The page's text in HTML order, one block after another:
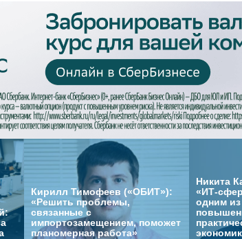
Кирилл Тимофеев («ОБИТ»):
«Решить проблемы,
связанные с
импортозамещением, поможет
планомерная работа»
Никита
«ИТ-
одним